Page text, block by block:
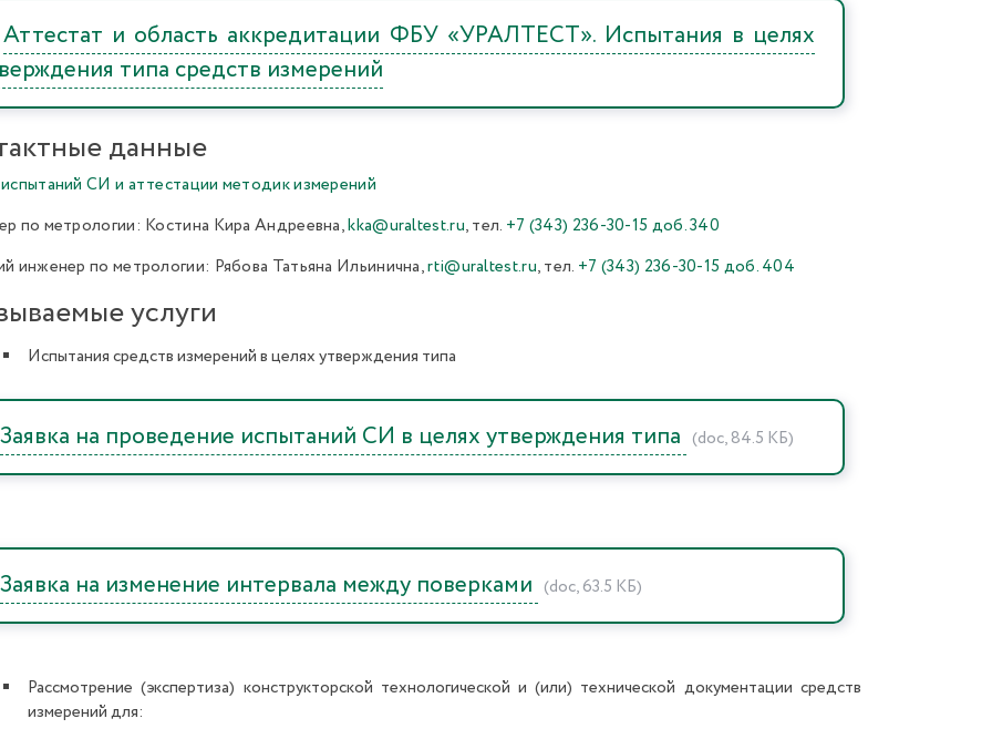
Аттестат и область аккредитации ФБУ «УРАЛТЕСТ». Испытания в целях
типа средств измерений
данные
СИ и аттестации методик измерений
по метрологии: Костина Кира Андреевна,kka@uraltest.ru, тел. +7 (343) 236-30-15 доб. 340
инженер по метрологии: Рябова Татьяна Ильинична,rti@uraltest.ru, тел. +7 (343) 236-30-15 доб. 404
услуги
Испытания средств измерений в целях утверждения типа
Заявка на проведение испытаний СИ в целях утверждения типа (doc, 84.5 КБ)
Заявка на изменение интервала между поверками (doc, 63.5 КБ)
Рассмотрение (экспертиза) конструкторской технологической и (или) технической документации средств
измерений для: